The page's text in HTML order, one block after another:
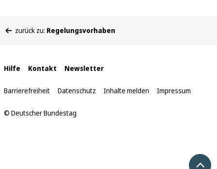
befinden
zurück zu: Regelungsvorhaben
Interne
Links
Hilfe Kontakt Newsletter
Barrierefreiheit Datenschutz Inhalte melden Impressum
© Deutscher Bundestag